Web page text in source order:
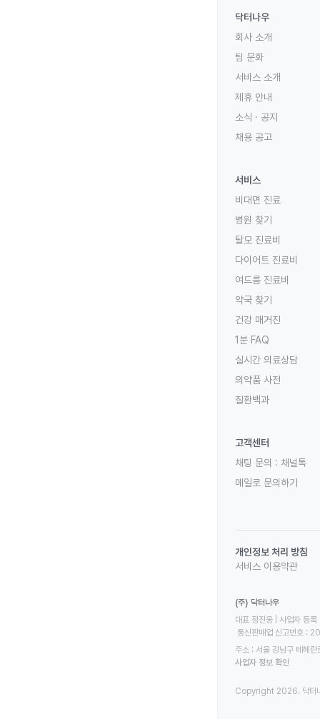
닥터나우
회사 소개
팀 문화
서비스 소개
제휴 안내
소식 · 공지
채용 공고
서비스
비대면 진료
병원 찾기
탈모 진료비
다이어트 진료비
여드름 진료비
약국 찾기
건강 매거진
1분 FAQ
실시간 의료상담
의약품 사전
질환백과
고객센터
채팅 문의 : 채널톡
메일로 문의하기
개인정보 처리 방침
서비스 이용약관
(주) 닥터나우
대표 정진웅 | 사업자
통신판매업 신고번호
주소 : 서울 강남구 테헤
사업자 정보 확인
Copyright 2026. 닥터